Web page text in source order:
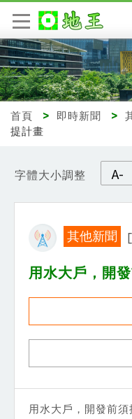
首頁 > 即時新聞 >
提計畫
其他新聞
字體大小調整 A-
用水大戶，開
用水大戶，開發前須